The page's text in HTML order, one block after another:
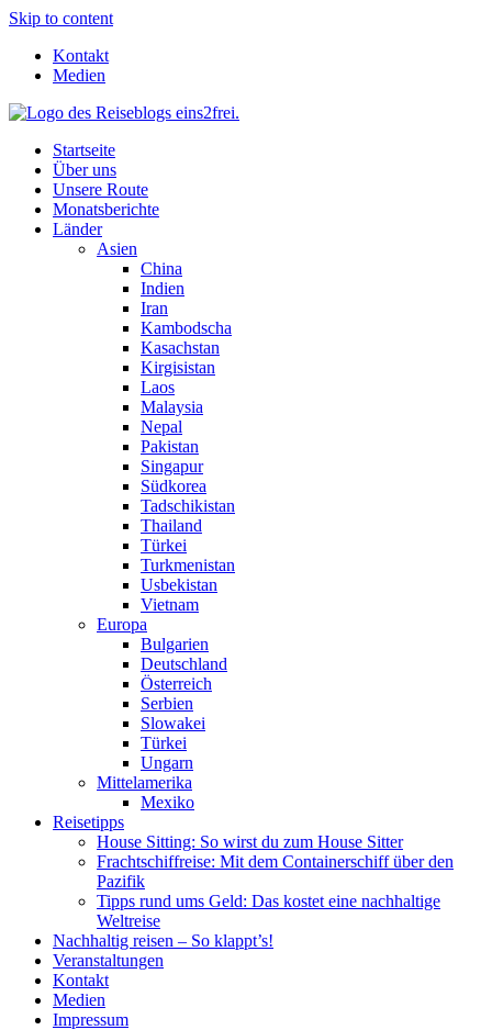
Skip to content
Kontakt
Medien
Startseite
Über uns
Unsere Route
Monatsberichte
Länder
Asien
China
Indien
Iran
Kambodscha
Kasachstan
Kirgisistan
Laos
Malaysia
Nepal
Pakistan
Singapur
Südkorea
Tadschikistan
Thailand
Türkei
Turkmenistan
Usbekistan
Vietnam
Europa
Bulgarien
Deutschland
Österreich
Serbien
Slowakei
Türkei
Ungarn
Mittelamerika
Mexiko
Reisetipps
House Sitting: So wirst du zum House Sitter
Frachtschiffreise: Mit dem Containerschiff über den
Pazifik
Tipps rund ums Geld: Das kostet eine nachhaltige
Weltreise
Nachhaltig reisen – So klappt’s!
Veranstaltungen
Kontakt
Medien
Impressum